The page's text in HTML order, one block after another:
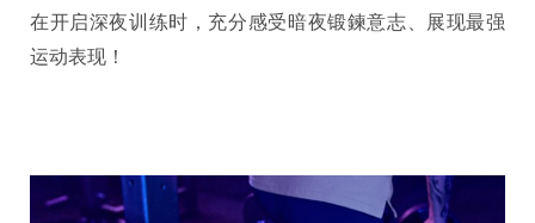
在开启深夜训练时，充分感受暗夜锻鍊意志、展现最强
运动表现！